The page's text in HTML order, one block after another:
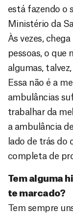
está fazendo o
Ministério da
Às vezes,
pessoas, o que
algumas,
Essa não é a
ambulâncias
trabalhar da
a ambulância
lado de trás do
completa de
Tem alguma
te marcado?
Tem sempre